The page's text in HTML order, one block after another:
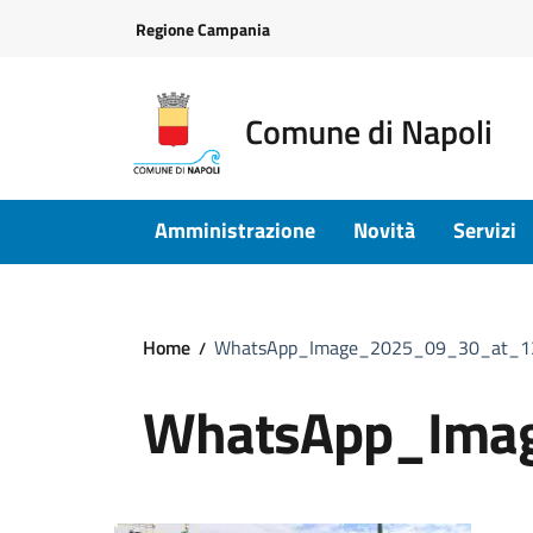
Regione Campania
Comune di Napoli
Amministrazione Novità Servizi
Home